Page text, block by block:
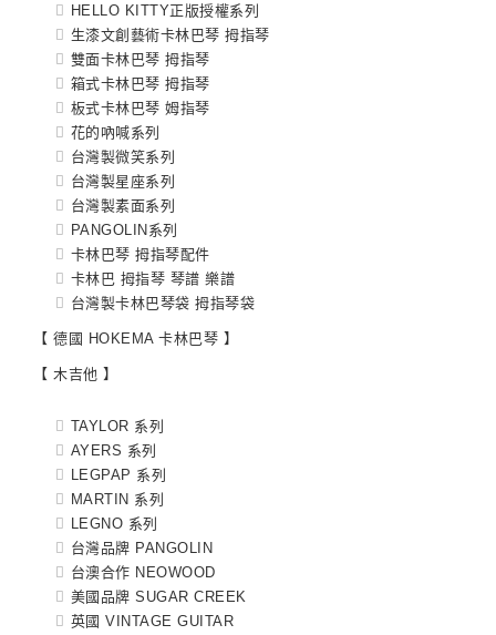
HELLO KITTY正版授權系列
生漆文創藝術卡林巴琴 拇指琴
雙面卡林巴琴 拇指琴
箱式卡林巴琴 拇指琴
板式卡林巴琴 姆指琴
花的吶喊系列
台灣製微笑系列
台灣製星座系列
台灣製素面系列
PANGOLIN系列
卡林巴琴 拇指琴配件
卡林巴 拇指琴 琴譜 樂譜
台灣製卡林巴琴袋 拇指琴袋
【 德國 HOKEMA 卡林巴琴 】
【 木吉他 】
TAYLOR 系列
AYERS 系列
LEGPAP 系列
MARTIN 系列
LEGNO 系列
台灣品牌 PANGOLIN
台澳合作 NEOWOOD
美國品牌 SUGAR CREEK
英國 VINTAGE GUITAR